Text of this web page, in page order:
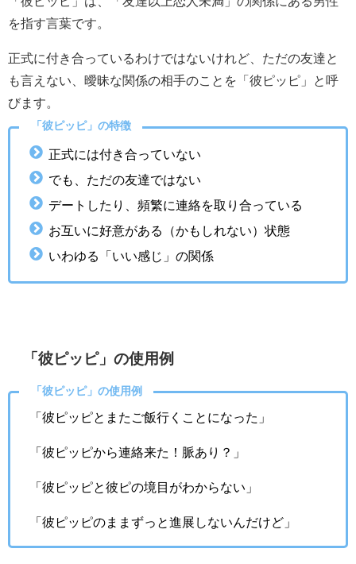
を指す言葉です。
正式に付き合っているわけではないけれど、ただの友達と
も言えない、曖昧な関係の相手のことを「彼ピッピ」と呼
びます。
「彼ピッピ」の特徴
正式には付き合っていない
でも、ただの友達ではない
デートしたり、頻繁に連絡を取り合っている
お互いに好意がある（かもしれない）状態
いわゆる「いい感じ」の関係
「彼ピッピ」の使用例
「彼ピッピ」の使用例
「彼ピッピとまたご飯行くことになった」
「彼ピッピから連絡来た！脈あり？」
「彼ピッピと彼ピの境目がわからない」
「彼ピッピのままずっと進展しないんだけど」